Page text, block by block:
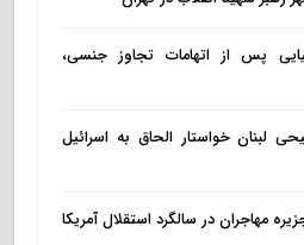
پس از اتهامات تجاوز جنسی،
لبنان خواستار الحاق به اسرائیل
مهاجران در سالگرد استقلال آمریکا